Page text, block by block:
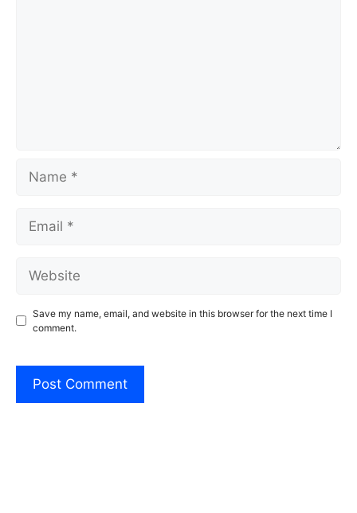
Save my name, email, and website in this browser for the next time I
comment.